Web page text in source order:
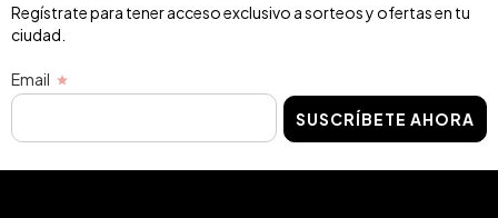
Regístrate para tener acceso exclusivo a sorteos y ofertas en tu
ciudad.
Email
SUSCRÍBETE AHORA